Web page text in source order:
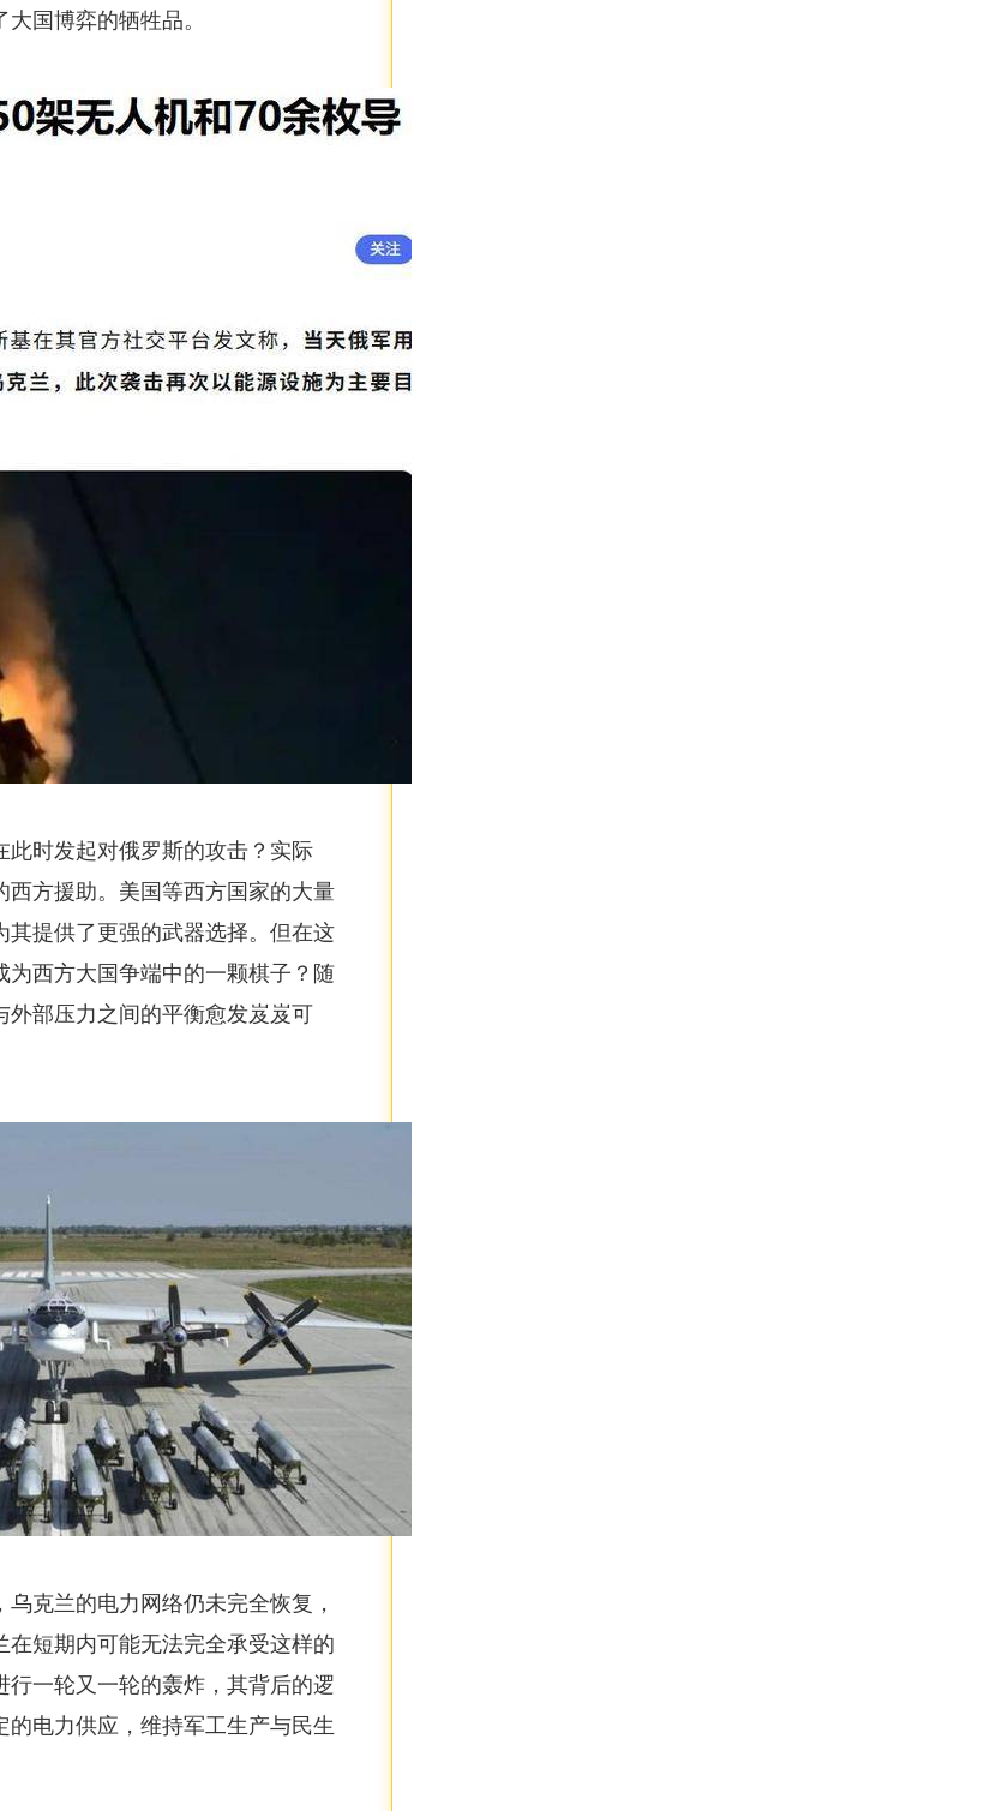
国博弈的牺牲品。
时发起对俄罗斯的攻击？实际
方援助。美国等西方国家的大量
提供了更强的武器选择。但在这
西方大国争端中的一颗棋子？随
部压力之间的平衡愈发岌岌可
克兰的电力网络仍未完全恢复，
短期内可能无法完全承受这样的
一轮又一轮的轰炸，其背后的逻
电力供应，维持军工生产与民生